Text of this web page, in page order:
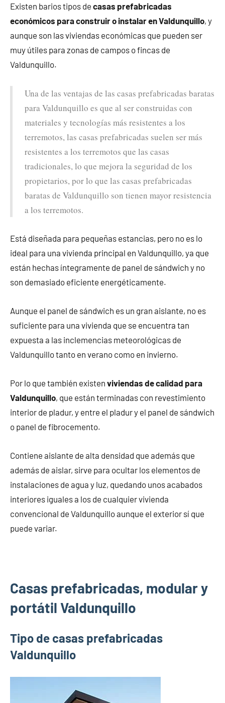
Existen barios tipos de casas prefabricadas
económicos para construir o instalar en Valdunquillo, y
aunque son las viviendas económicas que pueden ser
muy útiles para zonas de campos o fincas de
Valdunquillo.
Una de las ventajas de las casas prefabricadas baratas
para Valdunquillo es que al ser construidas con
materiales y tecnologías más resistentes a los
terremotos, las casas prefabricadas suelen ser más
resistentes a los terremotos que las casas
tradicionales, lo que mejora la seguridad de los
propietarios, por lo que las casas prefabricadas
baratas de Valdunquillo son tienen mayor resistencia
a los terremotos.
Está diseñada para pequeñas estancias, pero no es lo
ideal para una vivienda principal en Valdunquillo, ya que
están hechas íntegramente de panel de sándwich y no
son demasiado eficiente energéticamente.
Aunque el panel de sándwich es un gran aislante, no es
suficiente para una vivienda que se encuentra tan
expuesta a las inclemencias meteorológicas de
Valdunquillo tanto en verano como en invierno.
Por lo que también existen viviendas de calidad para
Valdunquillo, que están terminadas con revestimiento
interior de pladur, y entre el pladur y el panel de sándwich
o panel de fibrocemento.
Contiene aislante de alta densidad que además que
además de aislar, sirve para ocultar los elementos de
instalaciones de agua y luz, quedando unos acabados
interiores iguales a los de cualquier vivienda
convencional de Valdunquillo aunque el exterior sí que
puede variar.
Casas prefabricadas, modular y
portátil Valdunquillo
Tipo de casas prefabricadas
Valdunquillo